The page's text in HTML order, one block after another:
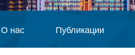
О нас Публикации